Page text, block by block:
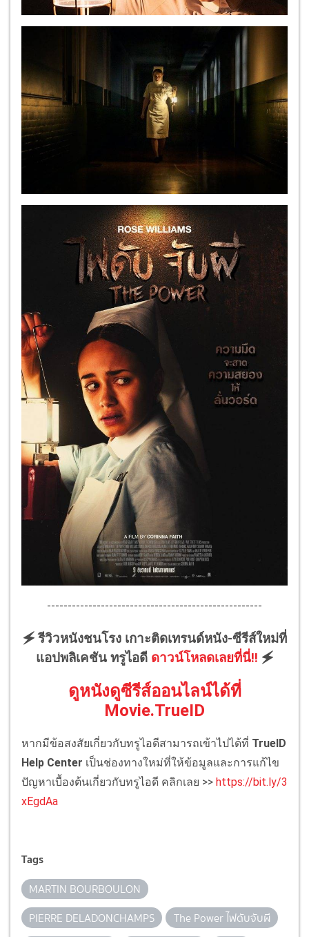
----------------------------------------------------
🗲 รีวิวหนังชนโรง เกาะติดเทรนด์หนัง-ซีรีส์ใหม่ที่
แอปพลิเคชัน ทรูไอดี ดาวน์โหลดเลยที่นี่!! 🗲
ดูหนังดูซีรีส์ออนไลน์ได้ที่
Movie.TrueID
หากมีข้อสงสัยเกี่ยวกับทรูไอดีสามารถเข้าไปได้ที่ TrueID
Help Center เป็นช่องทางใหม่ที่ให้ข้อมูลและการแก้ไข
ปัญหาเบื้องต้นเกี่ยวกับทรูไอดี คลิกเลย >> https://bit.ly/3
xEgdAa
Tags
MARTIN BOURBOULON
PIERRE DELADONCHAMPS
The Power ไฟดับจับผี